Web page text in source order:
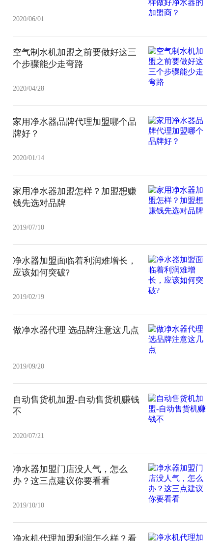
2020/06/01
空气制水机加盟之前要做好这三
个步骤能少走弯路
2020/04/28
家用净水器品牌代理加盟哪个品
牌好？
2020/01/14
家用净水器加盟怎样？加盟想赚
钱先选对品牌
2019/07/10
净水器加盟面临着利润难增长，
应该如何突破?
2019/02/19
做净水器代理 选品牌注意这几点
2019/09/20
自动售货机加盟-自动售货机赚钱
不
2020/07/21
净水器加盟门店没人气，怎么
办？这三点建议你要看看
2019/10/10
净水机代理加盟利润怎么样？看